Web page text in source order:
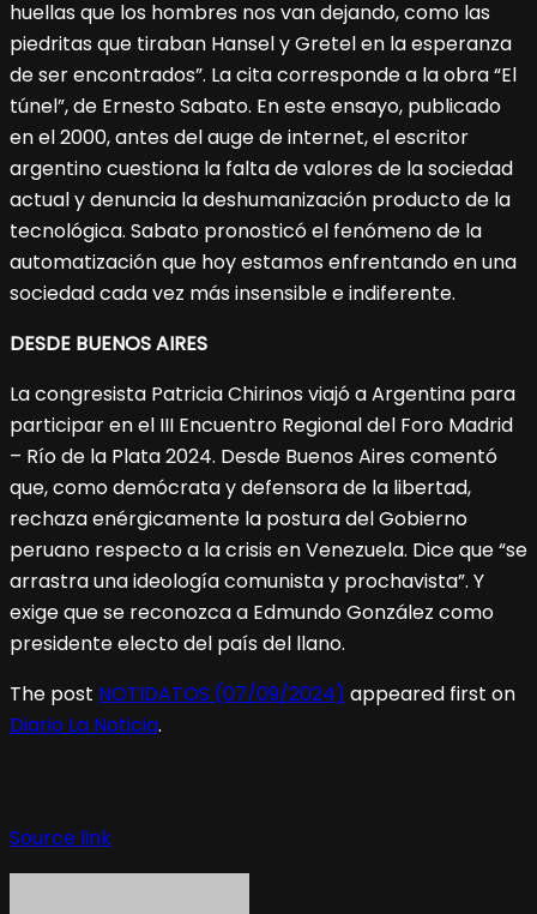
huellas que los hombres nos van dejando, como las
piedritas que tiraban Hansel y Gretel en la esperanza
de ser encontrados”. La cita corresponde a la obra “El
túnel”, de Ernesto Sabato. En este ensayo, publicado
en el 2000, antes del auge de internet, el escritor
argentino cuestiona la falta de valores de la sociedad
actual y denuncia la deshumanización producto de la
tecnológica. Sabato pronosticó el fenómeno de la
automatización que hoy estamos enfrentando en una
sociedad cada vez más insensible e indiferente.
DESDE BUENOS AIRES
La congresista Patricia Chirinos viajó a Argentina para
participar en el III Encuentro Regional del Foro Madrid
– Río de la Plata 2024. Desde Buenos Aires comentó
que, como demócrata y defensora de la libertad,
rechaza enérgicamente la postura del Gobierno
peruano respecto a la crisis en Venezuela. Dice que “se
arrastra una ideología comunista y prochavista”. Y
exige que se reconozca a Edmundo González como
presidente electo del país del llano.
The post NOTIDATOS (07/09/2024) appeared first on
Diario La Noticia.
Source link